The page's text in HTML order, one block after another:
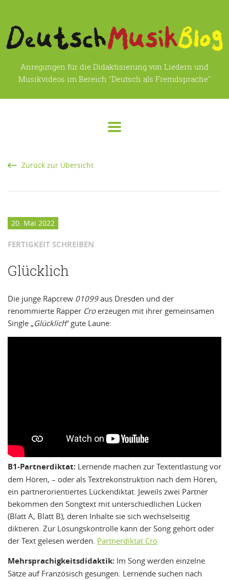
Anregungen für die Didaktisierung von Liedern und
Musikvideos im Bereich "Deutsch als Fremdsprache"
Zurück zur Übersicht
20. Mai 2022
FERTIGKEIT SCHREIBEN
Glücklich
Die junge Rapcrew 01099aus Dresden und der
renommierte Rapper Croerzeugen mit ihrer gemeinsamen
Single „Glücklich“ gute Laune:
B1-Partnerdiktat: Lernende machen zur Textentlastung vor
dem Hören, – oder als Textrekonstruktion nach dem Hören,
ein partnerorientiertes Lückendiktat. Jeweils zwei Partner
bekommen den Songtext mit unterschiedlichen Lücken
(Blatt A, Blatt B), deren Inhalte sie sich wechselseitig
diktieren. Zur Lösungskontrolle kann der Song gehört oder
der Text gelesen werden. Partnerdiktat Cro
Mehrsprachigkeitsdidaktik: Im Song werden einzelne
Sätze auf Französisch gesungen. Lernende suchen nach